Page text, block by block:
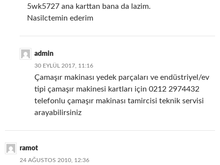
5wk5727 ana karttan bana da lazim.
Nasilctemin ederim
admin
30 EYLÜL 2017, 11:16
Çamaşır makinası yedek parçaları ve endüstriyel/ev
tipi çamaşır makinesi kartları için 0212 2974432
telefonlu çamaşır makinası tamircisi teknik servisi
arayabilirsiniz
ramot
24 AĞUSTOS 2010, 12:36